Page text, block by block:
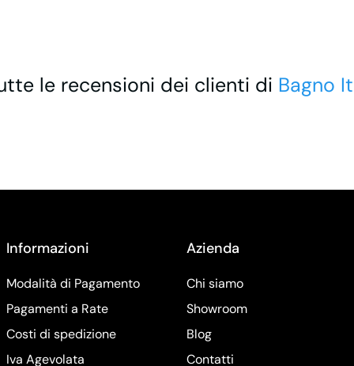
le recensioni dei clienti di Bagno
Informazioni
Modalità di Pagamento
Pagamenti a Rate
Costi di spedizione
Iva Agevolata
Azienda
Chi siamo
Showroom
Blog
Contatti